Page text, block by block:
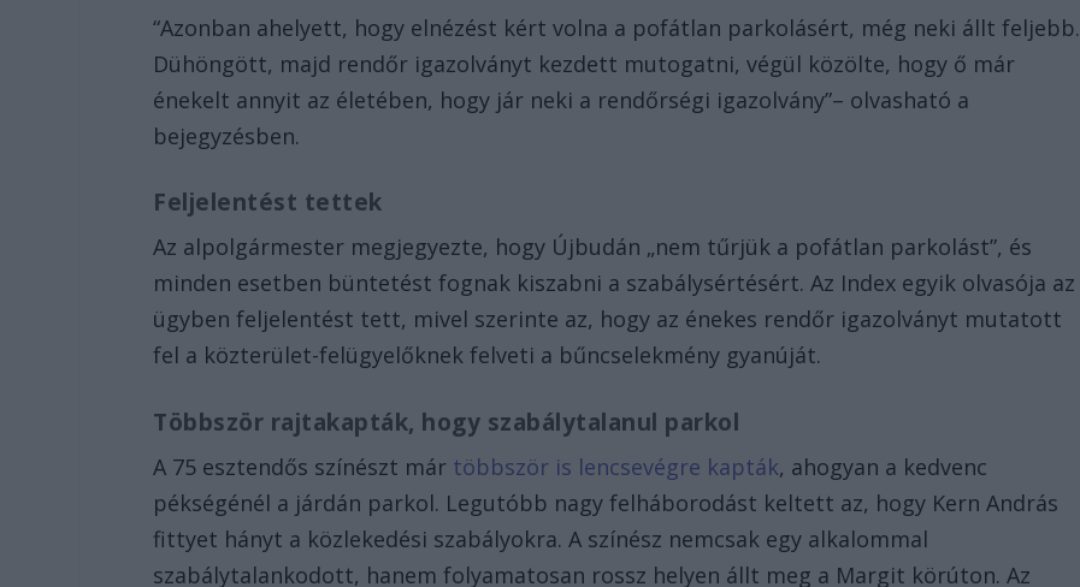
“Azonban ahelyett, hogy elnézést kért volna a pofátlan parkolásért, még neki állt feljebb.
Dühöngött, majd rendőr igazolványt kezdett mutogatni, végül közölte, hogy ő már
énekelt annyit az életében, hogy jár neki a rendőrségi igazolvány”– olvasható a
bejegyzésben.
Feljelentést tettek
Az alpolgármester megjegyezte, hogy Újbudán „nem tűrjük a pofátlan parkolást”, és
minden esetben büntetést fognak kiszabni a szabálysértésért. Az Index egyik olvasója az
ügyben feljelentést tett, mivel szerinte az, hogy az énekes rendőr igazolványt mutatott
fel a közterület-felügyelőknek felveti a bűncselekmény gyanúját.
Többször rajtakapták, hogy szabálytalanul parkol
A 75 esztendős színészt már többször is lencsevégre kapták, ahogyan a kedvenc
pékségénél a járdán parkol. Legutóbb nagy felháborodást keltett az, hogy Kern András
fittyet hányt a közlekedési szabályokra. A színész nemcsak egy alkalommal
szabálytalankodott, hanem folyamatosan rossz helyen állt meg a Margit körúton. Az